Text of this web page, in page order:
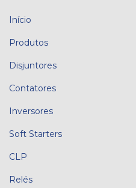
Início
Produtos
Disjuntores
Contatores
Inversores
Soft Starters
CLP
Relés